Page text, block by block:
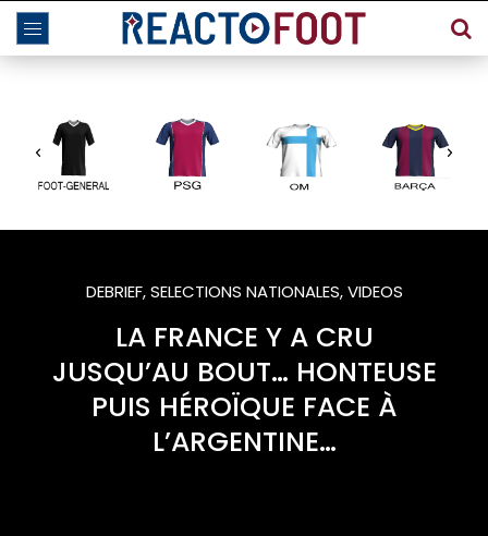
DEBRIEF,SELECTIONS NATIONALES,VIDEOS
LA FRANCE Y A CRU
JUSQU’AU BOUT… HONTEUSE
PUIS HÉROÏQUE FACE À
L’ARGENTINE…